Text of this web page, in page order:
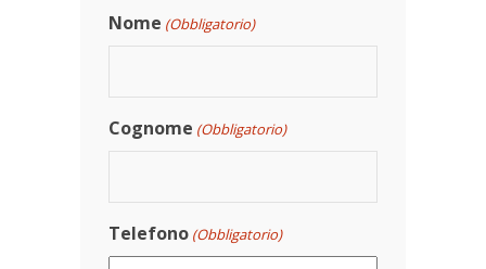
Nome (Obbligatorio)
Cognome (Obbligatorio)
Telefono (Obbligatorio)